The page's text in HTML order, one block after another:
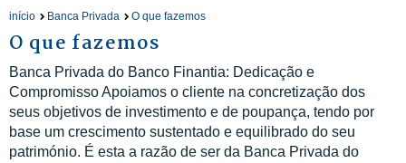
início Banca Privada O que fazemos
O que fazemos
Banca Privada do Banco Finantia: Dedicação e
Compromisso Apoiamos o cliente na concretização dos
seus objetivos de investimento e de poupança, tendo por
base um crescimento sustentado e equilibrado do seu
património. É esta a razão de ser da Banca Privada do